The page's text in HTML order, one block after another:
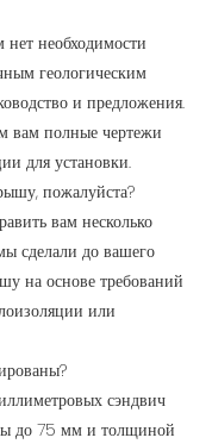
нет необходимости
геологическим
и предложения.
вам полные чертежи
для установки.
пожалуйста?
вам несколько
сделали до вашего
на основе требований
или
сэндвич
до 75 мм и толщиной